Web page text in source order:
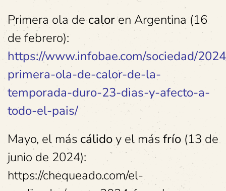
Primera ola decalor en Argentina (16
de febrero):
https://www.infobae.com/sociedad/
primera-ola-de-calor-de-la-
temporada-duro-23-dias-y-afecto-a-
todo-el-pais/
Mayo, el más cálidoy el másfrío (13 de
junio de 2024):
https://chequeado.com/el-